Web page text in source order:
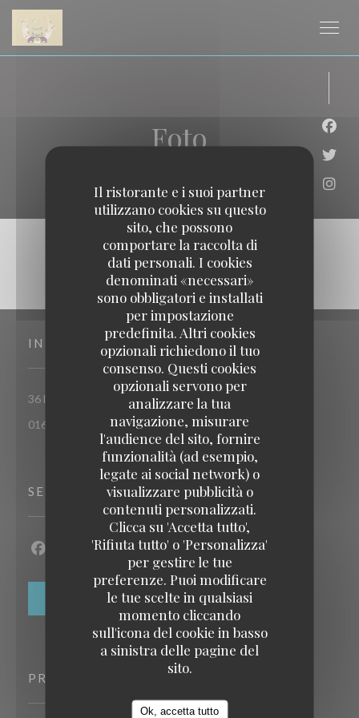
Personalizzazione delle tue scelte sui cookie
Il ristorante e i suoi partner
utilizzano cookies su questo
sito, che possono
comportare la raccolta di
dati personali. I cookies
denominati «necessari»
sono obbligatori e installati
per impostazione
predefinita. Altri cookies
opzionali richiedono il tuo
consenso. Questi cookies
opzionali servono per
analizzare la tua
navigazione, misurare
l'audience del sito, fornire
funzionalità (ad esempio,
legate ai social network) o
visualizzare pubblicità o
contenuti personalizzati.
Clicca su 'Accetta tutto',
'Rifiuta tutto' o 'Personalizza'
per gestire le tue
preferenze. Puoi modificare
le tue scelte in qualsiasi
momento cliccando
sull'icona del cookie in basso
a sinistra delle pagine del
sito.
Ok, accetta tutto
Foto
INDIRIZZO
36 Lower Stone Street ME15 6LX Maidstone Kent
01622 764961
SEGUICI
Facebook ((apre una nuova finestra))
Twitter ((apre una nuova finestra))
Instagram ((apre una nuova finestra))
NEWSLETTER
PRENOTAZIONE